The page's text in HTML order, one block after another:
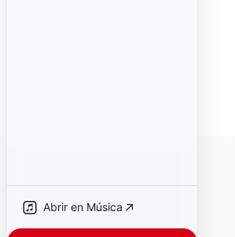
Abrir en Música